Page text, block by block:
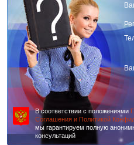
В соответствии с положениями
Соглашения и Политикой
мы гарантируем полную
консультаций